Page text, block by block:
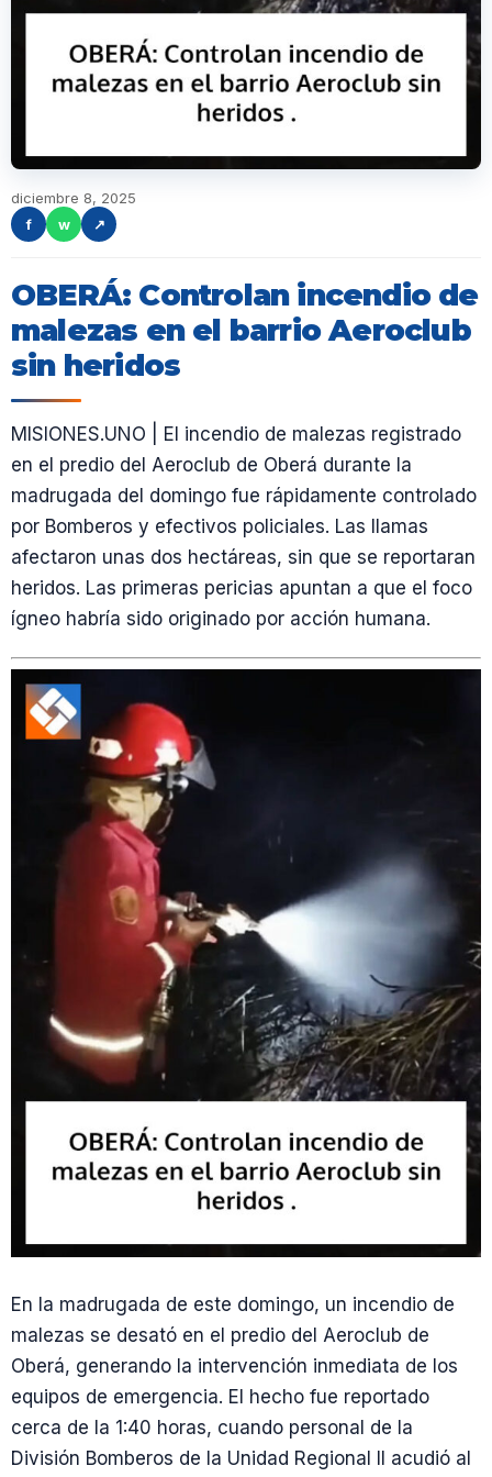
diciembre 8, 2025
f
w ↗
OBERÁ: Controlan incendio de
malezas en el barrio Aeroclub
sin heridos
MISIONES.UNO | El incendio de malezas registrado
en el predio del Aeroclub de Oberá durante la
madrugada del domingo fue rápidamente controlado
por Bomberos y efectivos policiales. Las llamas
afectaron unas dos hectáreas, sin que se reportaran
heridos. Las primeras pericias apuntan a que el foco
ígneo habría sido originado por acción humana.
En la madrugada de este domingo, un incendio de
malezas se desató en el predio del Aeroclub de
Oberá, generando la intervención inmediata de los
equipos de emergencia. El hecho fue reportado
cerca de la 1:40 horas, cuando personal de la
División Bomberos de la Unidad Regional II acudió al